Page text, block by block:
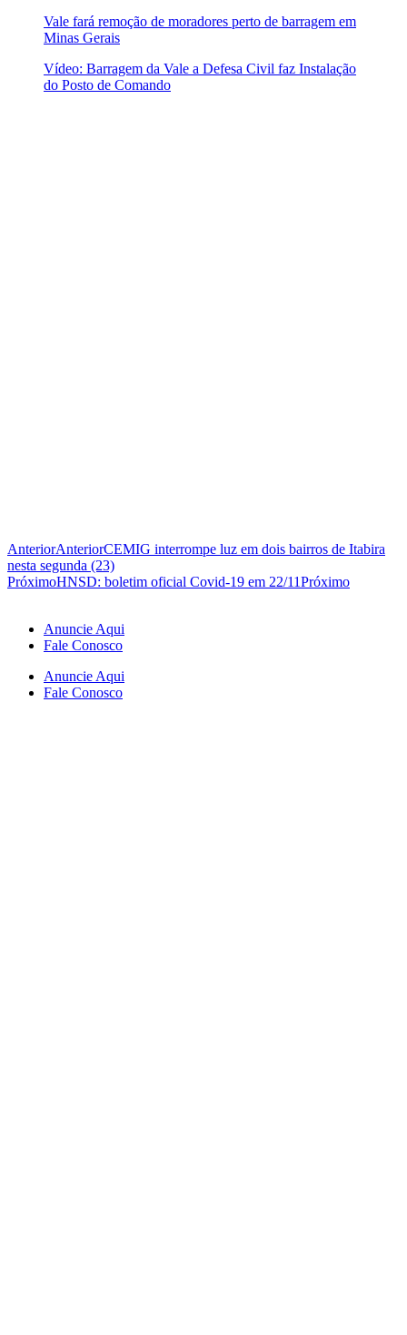
Vale fará remoção de moradores perto de barragem em
Minas Gerais
Vídeo: Barragem da Vale a Defesa Civil faz Instalação
do Posto de Comando
AnteriorAnteriorCEMIG interrompe luz em dois bairros de Itabira
nesta segunda (23)
PróximoHNSD: boletim oficial Covid-19 em 22/11Próximo
Anuncie Aqui
Fale Conosco
Anuncie Aqui
Fale Conosco